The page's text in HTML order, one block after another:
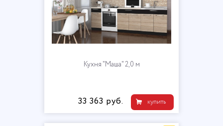
Кухня "Маша" 2,0 м
купить
33 363 руб.